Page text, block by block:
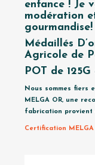
enfance ! Je
modération
gourmandise!
Médaillés
Agricole de
POT de
Nous sommes fiers
MELGA OR, une
fabrication provient
Certification MELGA